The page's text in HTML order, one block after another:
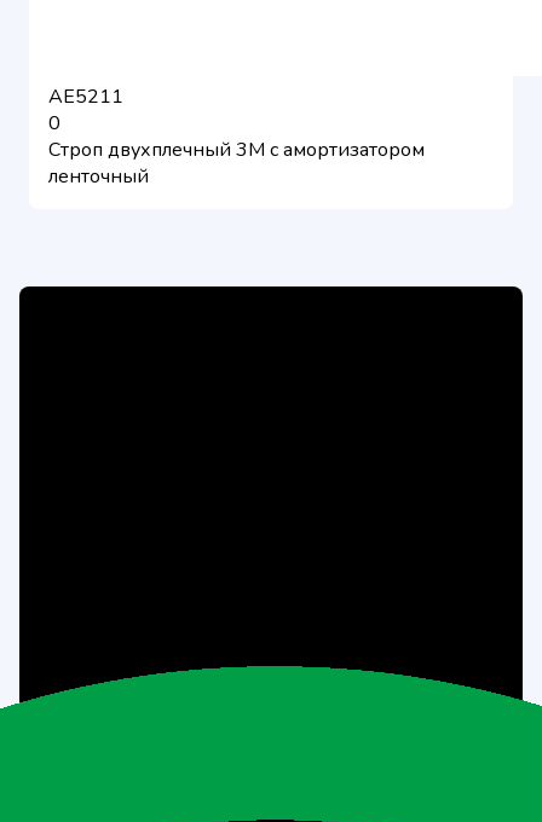
AE5211
0
Строп двухплечный 3M c амортизатором
ленточный